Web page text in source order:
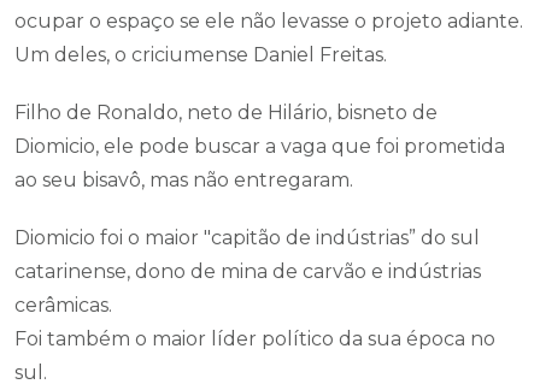
ocupar o espaço se ele não levasse o projeto adiante.
Um deles, o criciumense Daniel Freitas.
Filho de Ronaldo, neto de Hilário, bisneto de
Diomicio, ele pode buscar a vaga que foi prometida
ao seu bisavô, mas não entregaram.
Diomicio foi o maior "capitão de indústrias” do sul
catarinense, dono de mina de carvão e indústrias
cerâmicas.
Foi também o maior líder político da sua época no
sul.